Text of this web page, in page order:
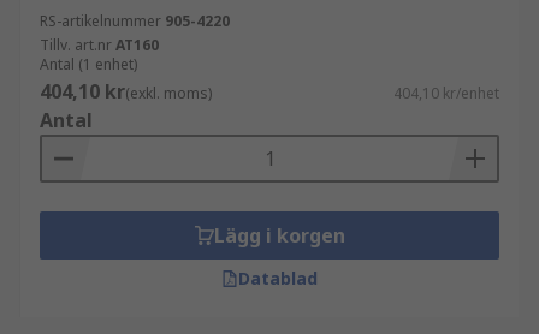
RS-artikelnummer 905-4220
Tillv. art.nrAT160
Antal (1 enhet)
404,10 kr(exkl. moms) 404,10 kr/enhet
Antal
Lägg i korgen
Datablad